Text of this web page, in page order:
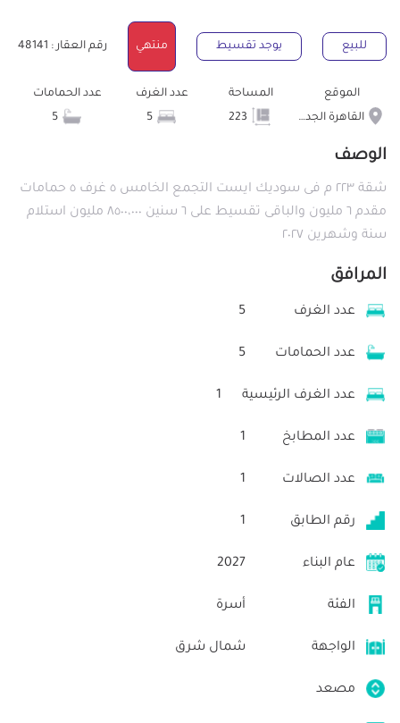
للبيع يوجد تقسيط منتهي رقم العقار : 48141
الموقع
القاهرة الجديدة
المساحة
عدد الغرف
عدد الحمامات
5
الوصف
شقة ٢٢٣ م فى سوديك ايست التجمع الخامس ٥ غرف ٥ حمامات
مقدم ٦ مليون والباقى تقسيط على ٦ سنين ٨٥٠٠،٠٠٠ مليون استلام
سنة وشهرين ٢٠٢٧
المرافق
عدد الغرف 5
عدد الحمامات 5
عدد الغرف الرئيسية 1
عدد المطابخ 1
عدد الصالات 1
رقم الطابق 1
عام البناء 2027
الفئة أسرة
الواجهة شمال شرق
مصعد